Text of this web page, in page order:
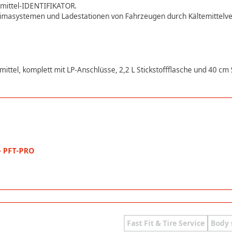
IDENTIFIKATOR.
und Ladestationen von Fahrzeugen durch
komplett mit LP-Anschlüsse, 2,2 L Stickstoffflasche und 40 cm
PFT-PRO
Body
Fast Fit & Tire Service